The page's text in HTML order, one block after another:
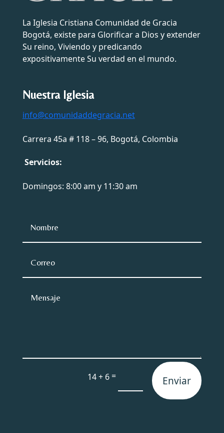
La Iglesia Cristiana Comunidad de Gracia
Bogotá, existe para Glorificar a Dios y extender
Su reino, Viviendo y predicando
expositivamente Su verdad en el mundo.
Nuestra Iglesia
info@comunidaddegracia.net
Carrera 45a # 118 – 96, Bogotá, Colombia
Servicios:
Domingos: 8:00 am y 11:30 am
14 + 6= Enviar